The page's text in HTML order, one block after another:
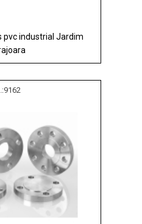
pvc industrial Jardim
9162